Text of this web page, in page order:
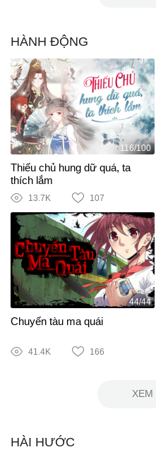
HÀNH ĐỘNG
116/100
Thiếu chủ hung dữ quá, ta
thích lắm
13.7K 107
44/44
Chuyến tàu ma quái
41.4K 166
XEM
HÀI HƯỚC